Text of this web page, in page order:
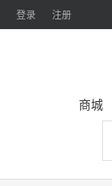
登录 注册
商城